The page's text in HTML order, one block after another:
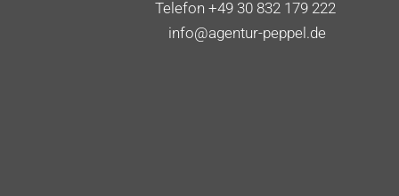
Telefon +49 30 832 179 222
info@agentur-peppel.de